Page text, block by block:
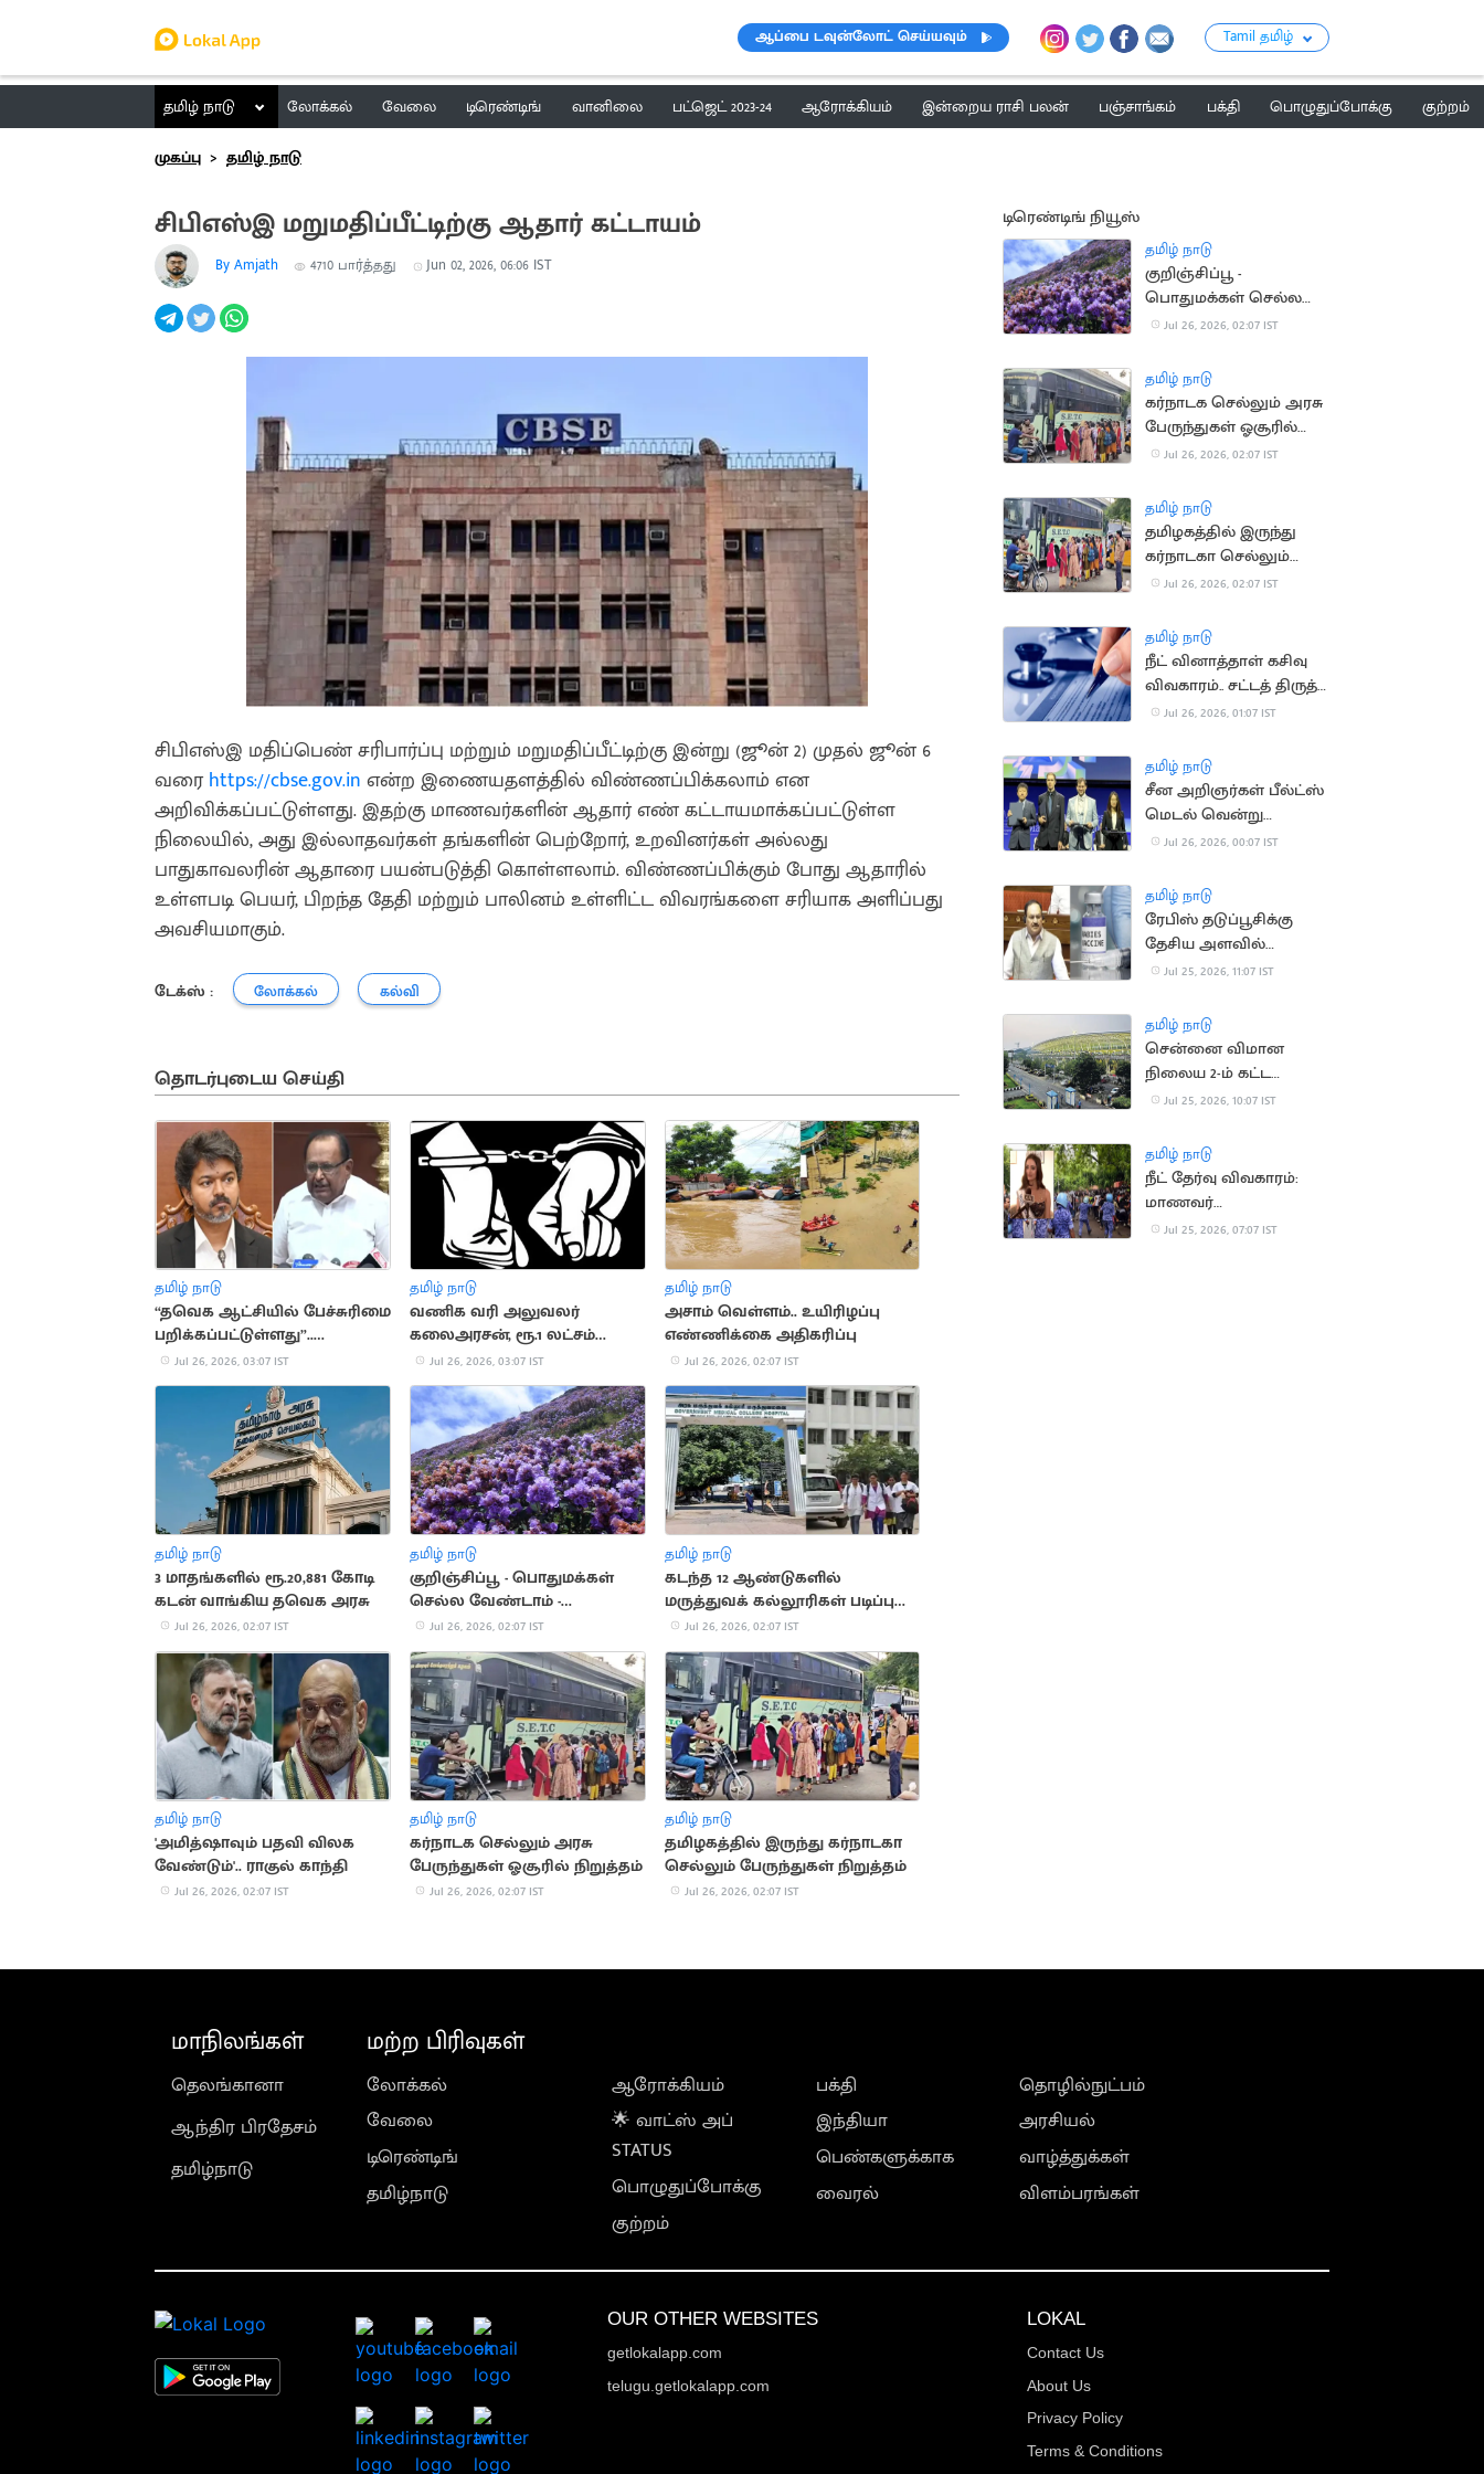
ஆப்பை டவுன்லோட் செய்யவும் Tamil தமிழ்
தமிழ் நாடு லோக்கல் வேலை டிரெண்டிங் வானிலை பட்ஜெட் 2023-24 ஆரோக்கியம் இன்றைய ராசி பலன் பஞ்சாங்கம் பக்தி பொழுதுப்போக்கு
குற்றம்
முகப்பு
தமிழ் நாடு
சிபிஎஸ்இ மறுமதிப்பீட்டிற்கு ஆதார் கட்டாயம்
By Amjath 4710 பார்த்தது Jun 02, 2026, 06:06 IST
சிபிஎஸ்இ மதிப்பெண் சரிபார்ப்பு மற்றும் மறுமதிப்பீட்டிற்கு இன்று (ஜூன் 2) முதல் ஜூன் 6
வரைhttps://cbse.gov.inஎன்ற இணையதளத்தில் விண்ணப்பிக்கலாம் என
அறிவிக்கப்பட்டுள்ளது. இதற்கு மாணவர்களின் ஆதார் எண் கட்டாயமாக்கப்பட்டுள்ள
நிலையில், அது இல்லாதவர்கள் தங்களின் பெற்றோர், உறவினர்கள் அல்லது
பாதுகாவலரின் ஆதாரை பயன்படுத்தி கொள்ளலாம். விண்ணப்பிக்கும் போது ஆதாரில்
உள்ளபடி பெயர், பிறந்த தேதி மற்றும் பாலினம் உள்ளிட்ட விவரங்களை சரியாக அளிப்பது
அவசியமாகும்.
டேக்ஸ் : லோக்கல் கல்வி
தொடர்புடைய செய்தி
தமிழ் நாடு
“தவெக ஆட்சியில் பேச்சுரிமை
பறிக்கப்பட்டுள்ளது”..
முன்னாள் அமைச்சர் ரகுபதி
குற்றச்சாட்டு
Jul 26, 2026, 03:07 IST
தமிழ் நாடு
வணிக வரி அலுவலர்
கலைஅரசன், ரூ.1 லட்சம்
லஞ்சம் கேட்ட வழக்கில் கைது
Jul 26, 2026, 03:07 IST
தமிழ் நாடு
அசாம் வெள்ளம்.. உயிரிழப்பு
எண்ணிக்கை அதிகரிப்பு
Jul 26, 2026, 02:07 IST
தமிழ் நாடு
3 மாதங்களில் ரூ.20,881 கோடி
கடன் வாங்கிய தவெக அரசு
Jul 26, 2026, 02:07 IST
தமிழ் நாடு
குறிஞ்சிப்பூ - பொதுமக்கள்
செல்ல வேண்டாம் -
வனத்துறை
Jul 26, 2026, 02:07 IST
தமிழ் நாடு
கடந்த 12 ஆண்டுகளில்
மருத்துவக் கல்லூரிகள் படிப்பு
எண்ணிக்கை அதிகரிப்பு
Jul 26, 2026, 02:07 IST
தமிழ் நாடு
'அமித்ஷாவும் பதவி விலக
வேண்டும்'.. ராகுல் காந்தி
Jul 26, 2026, 02:07 IST
தமிழ் நாடு
கர்நாடக செல்லும் அரசு
பேருந்துகள் ஓசூரில் நிறுத்தம்
Jul 26, 2026, 02:07 IST
தமிழ் நாடு
தமிழகத்தில் இருந்து கர்நாடகா
செல்லும் பேருந்துகள் நிறுத்தம்
Jul 26, 2026, 02:07 IST
டிரெண்டிங் நியூஸ்
தமிழ் நாடு
குறிஞ்சிப்பூ -
பொதுமக்கள் செல்ல
வேண்டாம் - வனத்துறை
Jul 26, 2026, 02:07 IST
தமிழ் நாடு
கர்நாடக செல்லும் அரசு
பேருந்துகள் ஓசூரில்
நிறுத்தம்
Jul 26, 2026, 02:07 IST
தமிழ் நாடு
தமிழகத்தில் இருந்து
கர்நாடகா செல்லும்
பேருந்துகள் நிறுத்தம்
Jul 26, 2026, 02:07 IST
தமிழ் நாடு
நீட் வினாத்தாள் கசிவு
விவகாரம்.. சட்டத் திருத்த
மசோதா நாளை தாக்கல்
Jul 26, 2026, 01:07 IST
தமிழ் நாடு
சீன அறிஞர்கள் பீல்ட்ஸ்
மெடல் வென்று
சாதனை
Jul 26, 2026, 00:07 IST
தமிழ் நாடு
ரேபிஸ் தடுப்பூசிக்கு
தேசிய அளவில்
தட்டுப்பாடு இல்லை:
Jul 25, 2026, 11:07 IST
தமிழ் நாடு
சென்னை விமான
நிலைய 2-ம் கட்ட
விரிவாக்க பணிகள்
Jul 25, 2026, 10:07 IST
தமிழ் நாடு
நீட் தேர்வு விவகாரம்:
மாணவர்
போராட்டத்திற்கு 'மிஸ்
Jul 25, 2026, 07:07 IST
மாநிலங்கள்
தெலங்கானா
ஆந்திர பிரதேசம்
தமிழ்நாடு
மற்ற பிரிவுகள்
லோக்கல்
வேலை
டிரெண்டிங்
தமிழ்நாடு
ஆரோக்கியம்
🌟 வாட்ஸ் அப்
STATUS
பொழுதுப்போக்கு
குற்றம்
பக்தி
இந்தியா
பெண்களுக்காக
வைரல்
தொழில்நுட்பம்
அரசியல்
வாழ்த்துக்கள்
விளம்பரங்கள்
OUR OTHER WEBSITES
getlokalapp.com
telugu.getlokalapp.com
LOKAL
Contact Us
About Us
Privacy Policy
Terms & Conditions